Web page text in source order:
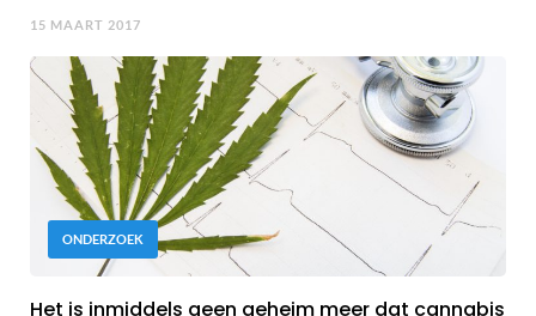
15 MAART 2017
ONDERZOEK
Het is inmiddels geen geheim meer dat cannabis